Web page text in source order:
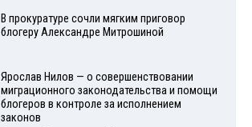
В прокуратуре сочли мягким приговор
блогеру Александре Митрошиной
Ярослав Нилов — о совершенствовании
миграционного законодательства и помощи
блогеров в контроле за исполнением
законов